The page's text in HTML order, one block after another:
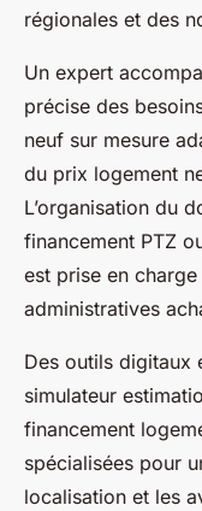
régionales et des
Un expert
précise des
neuf sur mesure
du prix logement
L’organisation du
financement PTZ
est prise en
administratives
Des outils digitaux
simulateur
financement
spécialisées pour
localisation et les